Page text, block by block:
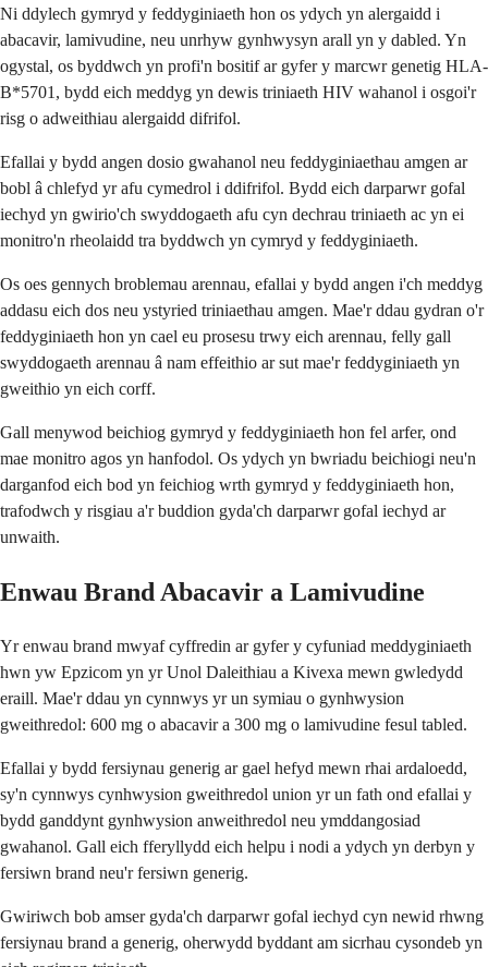
Ni ddylech gymryd y feddyginiaeth hon os ydych yn alergaidd i
abacavir, lamivudine, neu unrhyw gynhwysyn arall yn y dabled. Yn
ogystal, os byddwch yn profi'n bositif ar gyfer y marcwr genetig HLA-
B*5701, bydd eich meddyg yn dewis triniaeth HIV wahanol i osgoi'r
risg o adweithiau alergaidd difrifol.
Efallai y bydd angen dosio gwahanol neu feddyginiaethau amgen ar
bobl â chlefyd yr afu cymedrol i ddifrifol. Bydd eich darparwr gofal
iechyd yn gwirio'ch swyddogaeth afu cyn dechrau triniaeth ac yn ei
monitro'n rheolaidd tra byddwch yn cymryd y feddyginiaeth.
Os oes gennych broblemau arennau, efallai y bydd angen i'ch meddyg
addasu eich dos neu ystyried triniaethau amgen. Mae'r ddau gydran o'r
feddyginiaeth hon yn cael eu prosesu trwy eich arennau, felly gall
swyddogaeth arennau â nam effeithio ar sut mae'r feddyginiaeth yn
gweithio yn eich corff.
Gall menywod beichiog gymryd y feddyginiaeth hon fel arfer, ond
mae monitro agos yn hanfodol. Os ydych yn bwriadu beichiogi neu'n
darganfod eich bod yn feichiog wrth gymryd y feddyginiaeth hon,
trafodwch y risgiau a'r buddion gyda'ch darparwr gofal iechyd ar
unwaith.
Enwau Brand Abacavir a Lamivudine
Yr enwau brand mwyaf cyffredin ar gyfer y cyfuniad meddyginiaeth
hwn yw Epzicom yn yr Unol Daleithiau a Kivexa mewn gwledydd
eraill. Mae'r ddau yn cynnwys yr un symiau o gynhwysion
gweithredol: 600 mg o abacavir a 300 mg o lamivudine fesul tabled.
Efallai y bydd fersiynau generig ar gael hefyd mewn rhai ardaloedd,
sy'n cynnwys cynhwysion gweithredol union yr un fath ond efallai y
bydd ganddynt gynhwysion anweithredol neu ymddangosiad
gwahanol. Gall eich fferyllydd eich helpu i nodi a ydych yn derbyn y
fersiwn brand neu'r fersiwn generig.
Gwiriwch bob amser gyda'ch darparwr gofal iechyd cyn newid rhwng
fersiynau brand a generig, oherwydd byddant am sicrhau cysondeb yn